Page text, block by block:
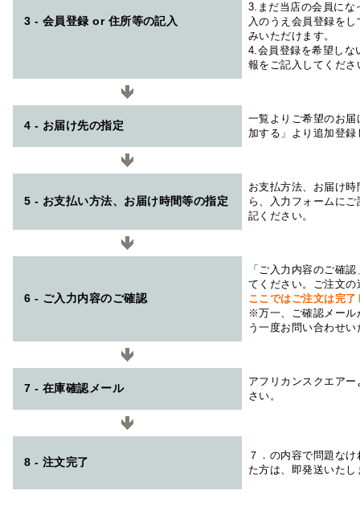
3 - 会員登録 or 住所等の記入
3.まだ当店の会員にな
入のうえ会員登録を
みいただけます。
4.会員登録を希望しな
報をご記入してくださ
4 - お届け先の指定
一覧よりご希望のお
加する」より追加登
5 - お支払い方法、お届け時間等の指定
お支払方法、お届け
ら、入力フォームに
記ください。
6 - ご入力内容のご確認
「ご入力内容のご確
てください。ご注文
ここではご注文は完
※万一、ご確認メール
う一度お問い合わせ
7 - 在庫確認メール
アフリカンスクエアー
さい。
8 - 注文完了
７．の内容で問題な
た方は、即発送いたし